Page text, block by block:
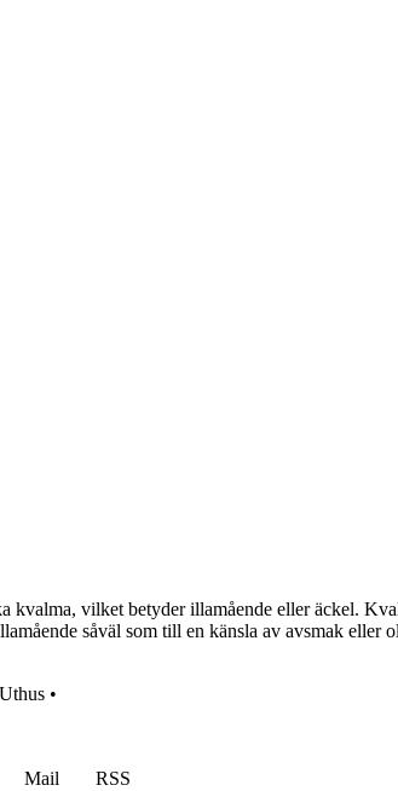
vilket betyder illamående eller äckel.
såväl som till en känsla av avsmak eller
Uthus •
Mail
RSS